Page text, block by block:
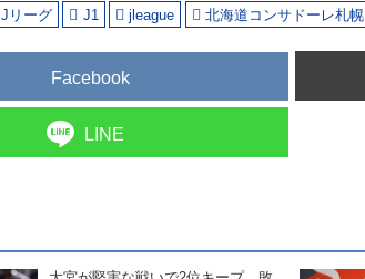
Jリーグ J1 jleague 北海道コンサドーレ札幌
Facebook
LINE